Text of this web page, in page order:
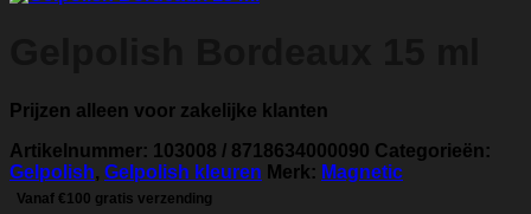
Prijzen alleen voor zakelijke klanten
Artikelnummer: 103008 / 8718634000090 Categorieën:
Gelpolish, Gelpolish kleuren Merk: Magnetic
Vanaf €100 gratis verzending